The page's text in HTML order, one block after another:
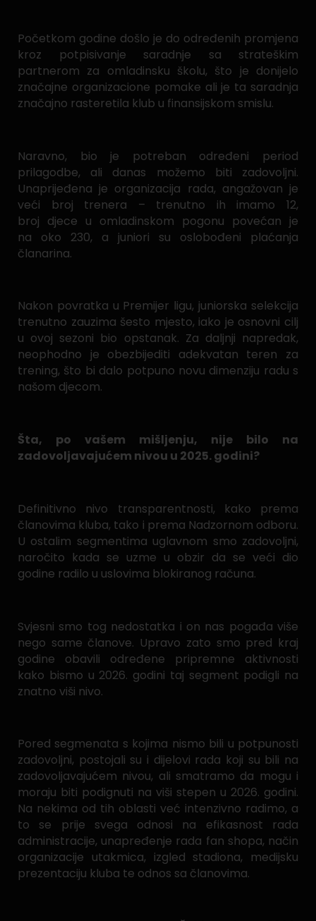
Početkom godine došlo je do određenih promjena
kroz potpisivanje saradnje sa strateškim
partnerom za omladinsku školu, što je donijelo
značajne organizacione pomake ali je ta saradnja
značajno rasteretila klub u finansijskom smislu.
Naravno, bio je potreban određeni period
prilagodbe, ali danas možemo biti zadovoljni.
Unaprijeđena je organizacija rada, angažovan je
veći broj trenera – trenutno ih imamo 12,
broj djece u omladinskom pogonu povećan je
na oko 230, a juniori su oslobođeni plaćanja
članarina.
Nakon povratka u Premijer ligu, juniorska selekcija
trenutno zauzima šesto mjesto, iako je osnovni cilj
u ovoj sezoni bio opstanak. Za daljnji napredak,
neophodno je obezbijediti adekvatan teren za
trening, što bi dalo potpuno novu dimenziju radu s
našom djecom.
Šta, po vašem mišljenju, nije bilo na
zadovoljavajućem nivou u 2025. godini?
Definitivno nivo transparentnosti, kako prema
članovima kluba, tako i prema Nadzornom odboru.
U ostalim segmentima uglavnom smo zadovoljni,
naročito kada se uzme u obzir da se veći dio
godine radilo u uslovima blokiranog računa.
Svjesni smo tog nedostatka i on nas pogađa više
nego same članove. Upravo zato smo pred kraj
godine obavili određene pripremne aktivnosti
kako bismo u 2026. godini taj segment podigli na
znatno viši nivo.
Pored segmenata s kojima nismo bili u potpunosti
zadovoljni, postojali su i dijelovi rada koji su bili na
zadovoljavajućem nivou, ali smatramo da mogu i
moraju biti podignuti na viši stepen u 2026. godini.
Na nekima od tih oblasti već intenzivno radimo, a
to se prije svega odnosi na efikasnost rada
administracije, unapređenje rada fan shopa, način
organizacije utakmica, izgled stadiona, medijsku
prezentaciju kluba te odnos sa članovima.